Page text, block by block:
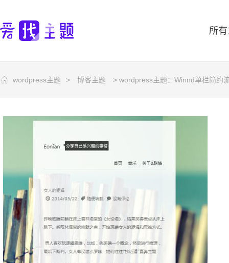
所
wordpress主题 > 博客主题 > wordpress主题：Winnd单栏简约